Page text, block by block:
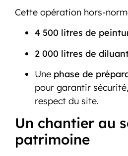
Cette opération hors-
4 500 litres de
2 000 litres de
Une phase de
pour garantir
respect du site.
Un chantier au
patrimoine